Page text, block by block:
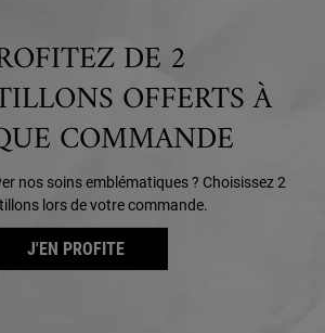
DE 2
OFFERTS À
COMMANDE
nos soins emblématiques ? Choisissez 2
lors de votre commande.
J'EN PROFITE